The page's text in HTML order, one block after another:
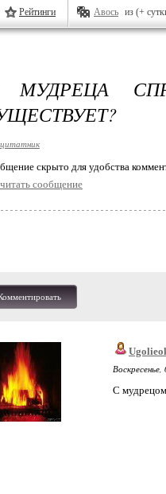
Рейтинги Авось из (+
МУДРЕЦА
скрыто для удобства
сообщение
С